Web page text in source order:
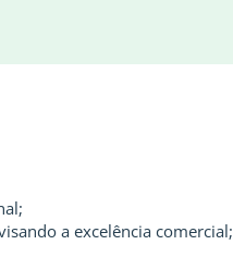
a excelência comercial;